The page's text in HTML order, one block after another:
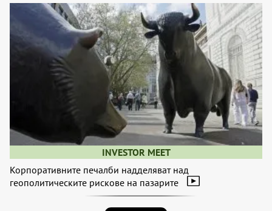
INVESTOR MEET
Корпоративните печалби надделяват над
геополитическите рискове на пазарите